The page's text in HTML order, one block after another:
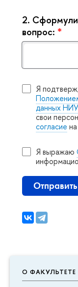
О ФАКУЛЬТЕТЕ
2.
опрос: *
Я
данных
свои
согласие
Я выражаю
Отправить